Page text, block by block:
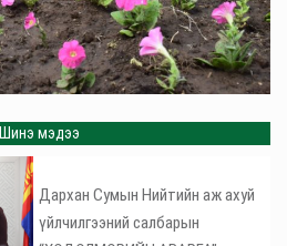
Шинэ мэдээ
Дархан Сумын Нийтийн аж ахуй
үйлчилгээний салбарын